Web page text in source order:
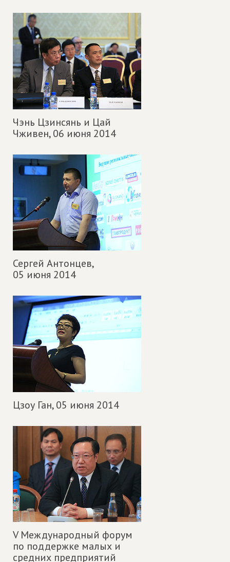
Чэнь Цзинсянь и Цай
Чживен,06 июня 2014
Сергей Антонцев,
05 июня 2014
Цзоу Ган,05 июня 2014
V Международный форум
по поддержке малых и
средних предприятий